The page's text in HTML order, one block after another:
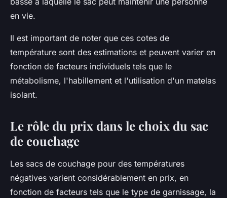
en vie.
Il est important de noter que ces cotes de
température sont des estimations et peuvent varier en
fonction de facteurs individuels tels que le
métabolisme, l'habillement et l'utilisation d'un matelas
isolant.
Le rôle du prix dans le choix du sac
de couchage
Les sacs de couchage pour des températures
négatives varient considérablement en prix, en
fonction de facteurs tels que le type de garnissage, la